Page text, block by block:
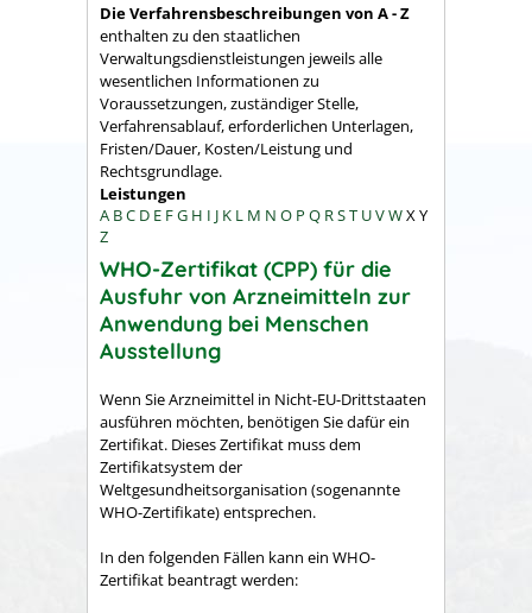
Die Verfahrensbeschreibungen von A - Z
enthalten zu den staatlichen
Verwaltungsdienstleistungen jeweils alle
wesentlichen Informationen zu
Voraussetzungen, zuständiger Stelle,
Verfahrensablauf, erforderlichen Unterlagen,
Fristen/Dauer, Kosten/Leistung und
Rechtsgrundlage.
Leistungen
A BC D E FG H I J K L M N O P Q RST UVWX Y
Z
WHO-Zertifikat (CPP) für die
Ausfuhr von Arzneimitteln zur
Anwendung bei Menschen
Ausstellung
Wenn Sie Arzneimittel in Nicht-EU-Drittstaaten
ausführen möchten, benötigen Sie dafür ein
Zertifikat. Dieses Zertifikat muss dem
Zertifikatsystem der
Weltgesundheitsorganisation (sogenannte
WHO-Zertifikate) entsprechen.
In den folgenden Fällen kann ein WHO-
Zertifikat beantragt werden: